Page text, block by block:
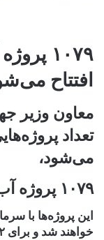
۱۰۷۹
افتتاح
معاون وزیر
تعداد
می‌شود،
۱۰۷۹ پروژه آب و خاک است، گفت:
خواهند شد و برای ۸۷۸۲ نفر اشتغال